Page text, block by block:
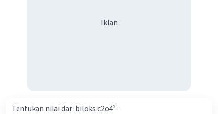
Iklan
Tentukan nilai dari biloks c2o4²-